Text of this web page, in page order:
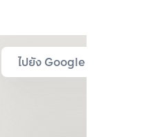
ไปยัง Google Map